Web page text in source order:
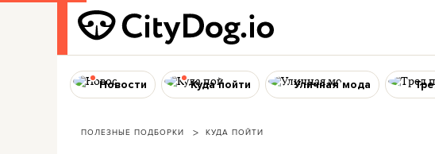
Новости Куда пойти Уличная мода
ПОЛЕЗНЫЕ ПОДБОРКИ КУДА ПОЙТИ